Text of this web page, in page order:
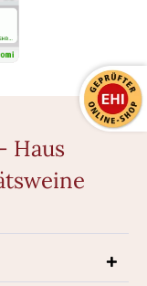
Haus